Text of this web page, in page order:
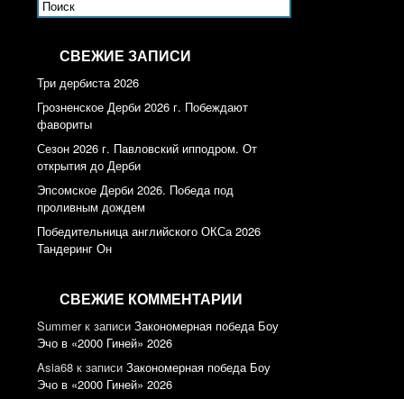
СВЕЖИЕ ЗАПИСИ
Три дербиста 2026
Грозненское Дерби 2026 г. Побеждают
фавориты
Сезон 2026 г. Павловский ипподром. От
открытия до Дерби
Эпсомское Дерби 2026. Победа под
проливным дождем
Победительница английского ОКСа 2026
Тандеринг Он
СВЕЖИЕ КОММЕНТАРИИ
Summerк записи Закономерная победа Боу
Эчо в «2000 Гиней» 2026
Asia68 к записи Закономерная победа Боу
Эчо в «2000 Гиней» 2026